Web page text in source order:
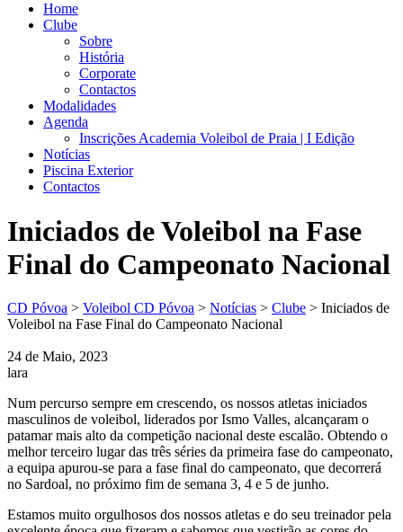
Home
Clube
Sobre
História
Corporate
Contactos
Modalidades
Agenda
Inscrições Academia Voleibol de Praia | I Edição
Notícias
Piscina Exterior
Contactos
Iniciados de Voleibol na Fase
Final do Campeonato Nacional
CD Póvoa > Voleibol CD Póvoa > Notícias > Clube > Iniciados de
Voleibol na Fase Final do Campeonato Nacional
24 de Maio, 2023
lara
Num percurso sempre em crescendo, os nossos atletas iniciados
masculinos de voleibol, liderados por Ismo Valles, alcançaram o
patamar mais alto da competição nacional deste escalão. Obtendo o
melhor terceiro lugar das três séries da primeira fase do campeonato,
a equipa apurou-se para a fase final do campeonato, que decorrerá
no Sardoal, no próximo fim de semana 3, 4 e 5 de junho.
Estamos muito orgulhosos dos nossos atletas e do seu treinador pela